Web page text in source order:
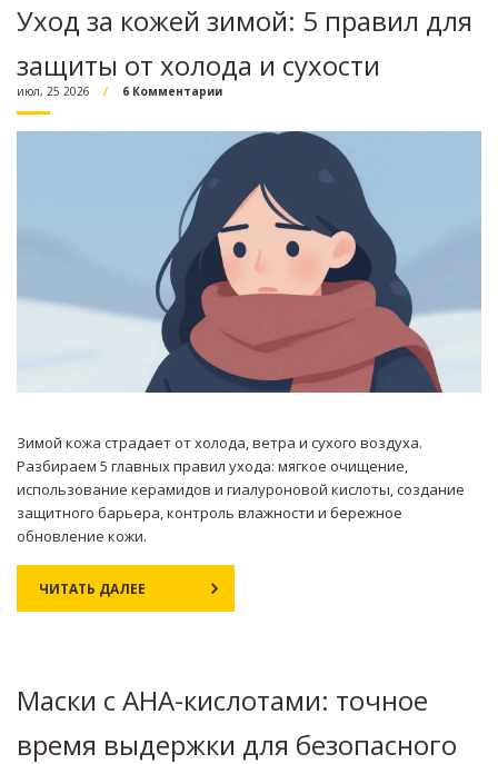
Уход за кожей зимой: 5 правил для
защиты от холода и сухости
июл, 25 2026 6 Комментарии
Зимой кожа страдает от холода, ветра и сухого воздуха.
Разбираем 5 главных правил ухода: мягкое очищение,
использование керамидов и гиалуроновой кислоты, создание
защитного барьера, контроль влажности и бережное
обновление кожи.
ЧИТАТЬ ДАЛЕЕ
Маски с AHA-кислотами: точное
время выдержки для безопасного